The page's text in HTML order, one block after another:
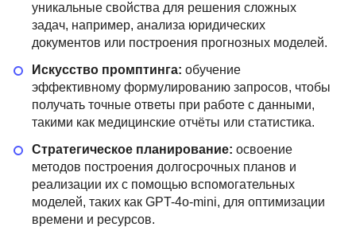
уникальные свойства для решения сложных
задач, например, анализа юридических
документов или построения прогнозных моделей.
Искусство промптинга: обучение
эффективному формулированию запросов, чтобы
получать точные ответы при работе с данными,
такими как медицинские отчёты или статистика.
Стратегическое планирование: освоение
методов построения долгосрочных планов и
реализации их с помощью вспомогательных
моделей, таких как GPT-4o-mini, для оптимизации
времени и ресурсов.